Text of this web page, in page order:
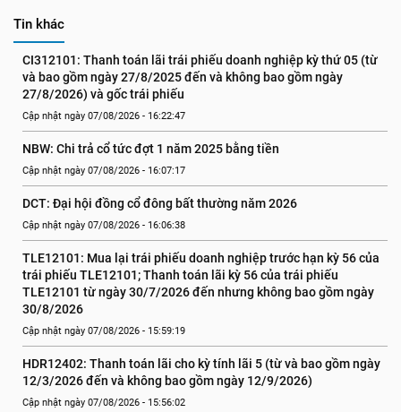
Tin khác
CI312101: Thanh toán lãi trái phiếu doanh nghiệp kỳ thứ 05 (từ
và bao gồm ngày 27/8/2025 đến và không bao gồm ngày
27/8/2026) và gốc trái phiếu
Cập nhật ngày 07/08/2026 - 16:22:47
NBW: Chi trả cổ tức đợt 1 năm 2025 bằng tiền
Cập nhật ngày 07/08/2026 - 16:07:17
DCT: Đại hội đồng cổ đông bất thường năm 2026
Cập nhật ngày 07/08/2026 - 16:06:38
TLE12101: Mua lại trái phiếu doanh nghiệp trước hạn kỳ 56 của
trái phiếu TLE12101; Thanh toán lãi kỳ 56 của trái phiếu
TLE12101 từ ngày 30/7/2026 đến nhưng không bao gồm ngày
30/8/2026
Cập nhật ngày 07/08/2026 - 15:59:19
HDR12402: Thanh toán lãi cho kỳ tính lãi 5 (từ và bao gồm ngày
12/3/2026 đến và không bao gồm ngày 12/9/2026)
Cập nhật ngày 07/08/2026 - 15:56:02